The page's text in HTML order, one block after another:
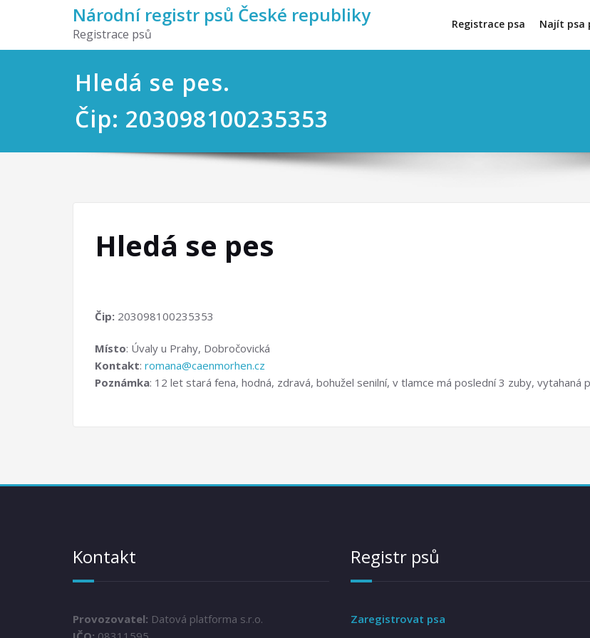
Národní registr psů České republiky
Registrace psů
Registrace psa Najít psa
Hledá se pes.
Čip: 203098100235353
Hledá se pes
Čip: 203098100235353
Místo: Úvaly u Prahy, Dobročovická
Kontakt: romana@caenmorhen.cz
Poznámka: 12 let stará fena, hodná, zdravá, bohužel senilní, v tlamce má poslední 3 zuby, vytahaná
Kontakt
Provozovatel: Datová platforma s.r.o.
Registr psů
Zaregistrovat psa